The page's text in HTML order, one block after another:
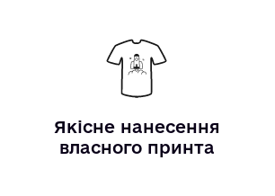
Якісне нанесення
власного принта